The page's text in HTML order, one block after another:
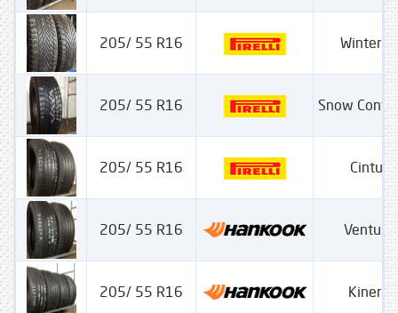
205/ 55 R16 Winter
205/ 55 R16 Snow
205/ 55 R16
205/ 55 R16 Ventus
205/ 55 R16